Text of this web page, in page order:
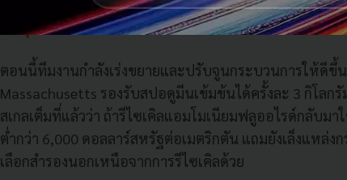
ต้นทุน ไทม์ไลน์ และก้าวต่อไป
ตอนนี้ทีมงานกำลังเร่งขยายและปรับจูนกระบวนการให้ดีขึ้
Massachusetts รองรับสปอดูมีนเข้มข้นได้ครั้งละ 3 กิโลก
สเกลเต็มที่แล้วว่า ถ้ารีไซเคิลแอมโมเนียมฟลูออไรด์กลับม
ต่ำกว่า 6,000 ดอลลาร์สหรัฐต่อเมตริกตัน แถมยังเล็งแหล่ง
เลือกสำรองนอกเหนือจากการรีไซเคิลด้วย